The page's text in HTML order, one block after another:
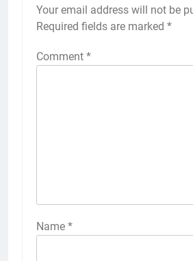
Your email address will not be
Required fields are marked *
Comment *
Name *